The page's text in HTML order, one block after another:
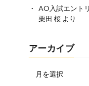
AO入試エント
栗田 桜より
アーカイブ